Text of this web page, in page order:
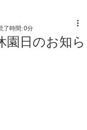
園日のお知ら
了時間: 0分